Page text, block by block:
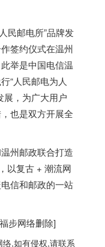
民邮电所”品牌发
签约仪式在温州
举是中国电信温
“人民邮电为人
展，为广大用户
也是双方开展全
州邮政联合打造
以复古 + 潮流网
信和邮政的一站
福步网络删除]
,如有侵权,请联系